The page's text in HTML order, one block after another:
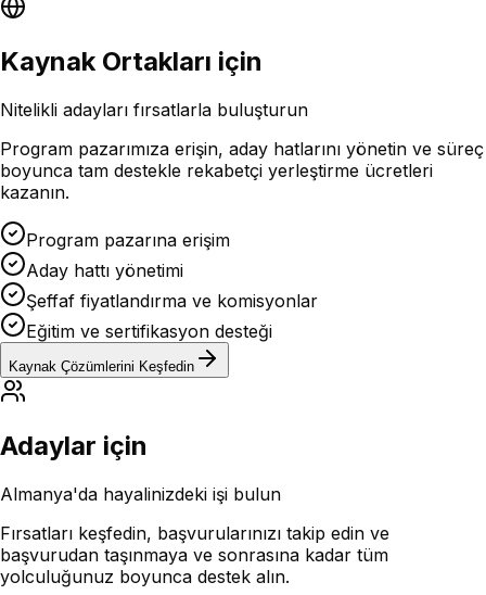
Kaynak Ortakları için
Nitelikli adayları fırsatlarla buluşturun
Program pazarımıza erişin, aday hatlarını yönetin ve süreç
boyunca tam destekle rekabetçi yerleştirme ücretleri
kazanın.
Program pazarına erişim
Aday hattı yönetimi
Şeffaf fiyatlandırma ve komisyonlar
Eğitim ve sertifikasyon desteği
Kaynak Çözümlerini Keşfedin
Adaylar için
Almanya'da hayalinizdeki işi bulun
Fırsatları keşfedin, başvurularınızı takip edin ve
başvurudan taşınmaya ve sonrasına kadar tüm
yolculuğunuz boyunca destek alın.